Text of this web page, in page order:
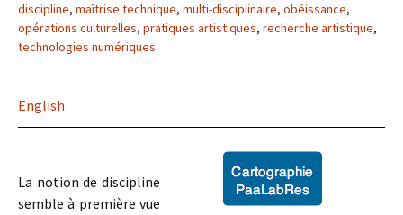
discipline, maîtrise technique, multi-disciplinaire, obéissance,
opérations culturelles, pratiques artistiques, recherche artistique,
technologies numériques
English
La notion de discipline
semble à première vue